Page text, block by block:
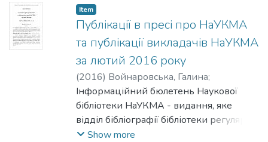
публікації викладачів НаУКМА
(основного складу), а також інформацію
про НаУКМА в пресі.
Item
Публікації в пресі про НаУКМА
та публікації викладачів НаУКМА
за лютий 2016 року
(2016) Войнаровська, Галина;
Патрушева, Тетяна
Інформаційний бюлетень Наукової
бібліотеки НаУКМА - видання, яке
відділ бібліографії бібліотеки регулярно
готує на основі перегляду преси.
Show more